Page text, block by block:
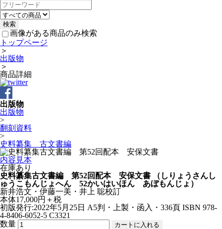
画像がある商品のみ検索
トップページ
＞
出版物
＞
商品詳細
出版物
出版物
>
翻刻資料
>
史料纂集 古文書編
内容見本
在庫あり
史料纂集古文書編 第52回配本 安保文書
（しりょうさんし
ゅうこもんじょへん 52かいはいほん あぼもんじょ）
新井浩文・伊藤一美・井上 聡校訂
本体17,000円＋税
初版発行:2022年5月25日 A5判・上製・函入・336頁 ISBN 978-
4-8406-6052-5 C3321
数量